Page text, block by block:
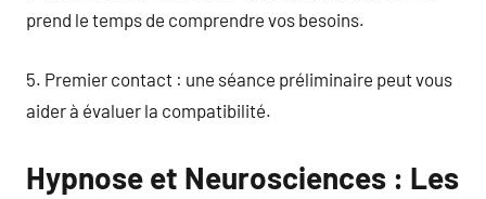
prend le temps de comprendre vos besoins.
5. Premier contact : une séance préliminaire peut vous
aider à évaluer la compatibilité.
Hypnose et Neurosciences : Les